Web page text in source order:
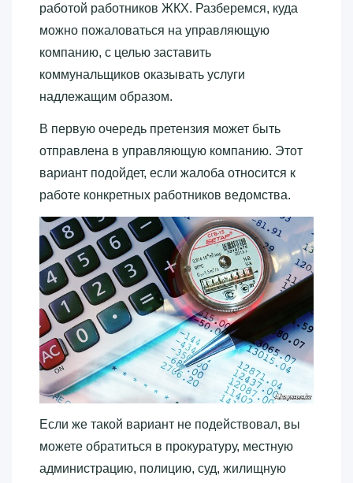
работой работников ЖКХ. Разберемся, куда
можно пожаловаться на управляющую
компанию, с целью заставить
коммунальщиков оказывать услуги
надлежащим образом.
В первую очередь претензия может быть
отправлена в управляющую компанию. Этот
вариант подойдет, если жалоба относится к
работе конкретных работников ведомства.
Если же такой вариант не подействовал, вы
можете обратиться в прокуратуру, местную
администрацию, полицию, суд, жилищную